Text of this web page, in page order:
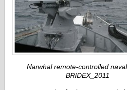
Narwhal remote-controlled
BRIDEX_2011